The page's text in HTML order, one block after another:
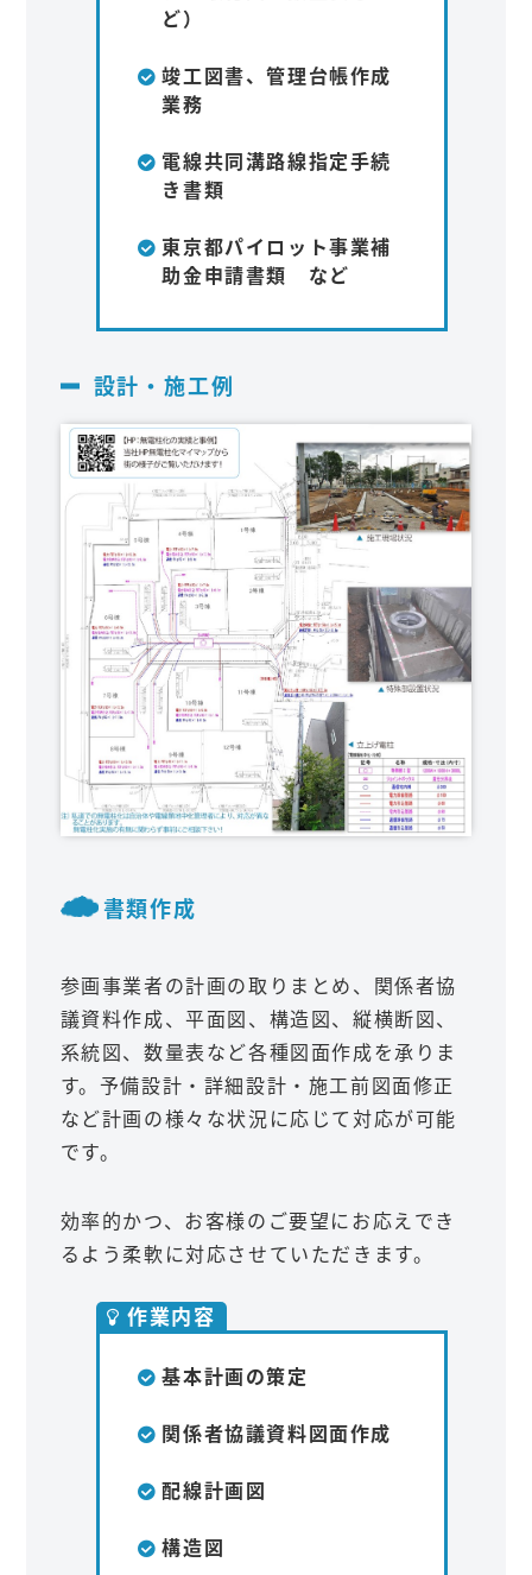
ど）
竣工図書、管理台帳作成
業務
電線共同溝路線指定手続
き書類
東京都パイロット事業補
助金申請書類 など
設計・施工例
書類作成
参画事業者の計画の取りまとめ、関係者協
議資料作成、平面図、構造図、縦横断図、
系統図、数量表など各種図面作成を承りま
す。予備設計・詳細設計・施工前図面修正
など計画の様々な状況に応じて対応が可能
です。
効率的かつ、お客様のご要望にお応えでき
るよう柔軟に対応させていただきます。
作業内容
基本計画の策定
関係者協議資料図面作成
配線計画図
構造図